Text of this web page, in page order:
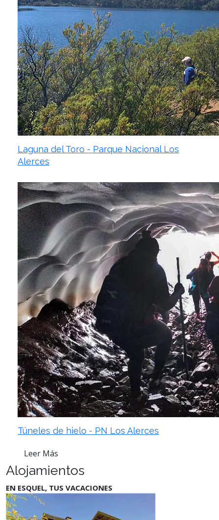
Laguna del Toro - Parque Nacional Los
Alerces
Túneles de hielo - PN Los Alerces
Leer Más
Alojamientos
EN ESQUEL, TUS VACACIONES